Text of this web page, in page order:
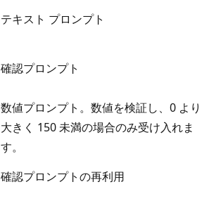
テキスト プロンプト
確認プロンプト
数値プロンプト。数値を検証し、0 より
大きく 150 未満の場合のみ受け入れま
す。
確認プロンプトの再利用